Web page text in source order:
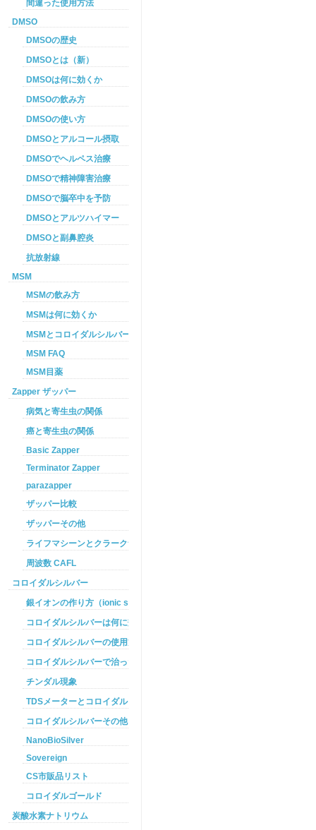
間違った使用方法
DMSO
DMSOの歴史
DMSOとは（新）
DMSOは何に効くか
DMSOの飲み方
DMSOの使い方
DMSOとアルコール摂取
DMSOでヘルペス治療
DMSOで精神障害治療
DMSOで脳卒中を予防
DMSOとアルツハイマー
DMSOと副鼻腔炎
抗放射線
MSM
MSMの飲み方
MSMは何に効くか
MSMとコロイダルシルバーを使った癌プロトコル
MSM FAQ
MSM目薬
Zapper ザッパー
病気と寄生虫の関係
癌と寄生虫の関係
Basic Zapper
Terminator Zapper
parazapper
ザッパー比較
ザッパーその他
ライフマシーンとクラークザッパーの違い
周波数 CAFL
コロイダルシルバー
銀イオンの作り方（ionic silver ）
コロイダルシルバーは何に効くのか
コロイダルシルバーの使用方法
コロイダルシルバーで治った例
チンダル現象
TDSメーターとコロイダルシルバー
コロイダルシルバーその他
NanoBioSilver
Sovereign
CS市販品リスト
コロイダルゴールド
炭酸水素ナトリウム